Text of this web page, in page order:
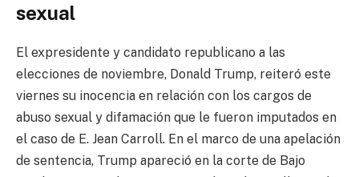
sexual
El expresidente y candidato republicano a las
elecciones de noviembre, Donald Trump, reiteró este
viernes su inocencia en relación con los cargos de
abuso sexual y difamación que le fueron imputados en
el caso de E. Jean Carroll. En el marco de una apelación
de sentencia, Trump apareció en la corte de Bajo